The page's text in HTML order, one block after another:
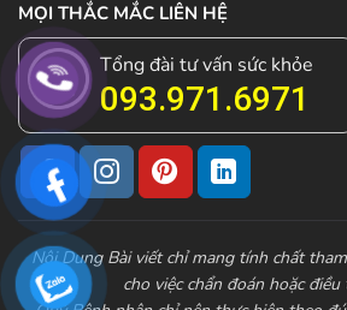
MỌI THẮC MẮC LIÊN HỆ
Tổng đài tư vấn sức khỏe
093.971.6971
Nội Dung Bài viết chỉ mang tính chất
cho việc chẩn đoán hoặc điều